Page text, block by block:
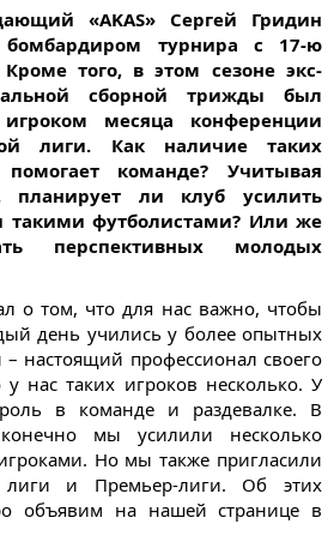
«AKAS» Сергей Гридин
турнира с 17-ю
того, в этом сезоне экс-
сборной трижды был
месяца конференции
лиги. Как наличие таких
команде? Учитывая
планирует ли клуб усилить
такими футболистами? Или же
перспективных молодых
о том, что для нас важно, чтобы
день учились у более опытных
– настоящий профессионал своего
у нас таких игроков несколько. У
в команде и раздевалке. В
мы усилили несколько
Но мы также пригласили
и Премьер-лиги. Об этих
объявим на нашей странице в